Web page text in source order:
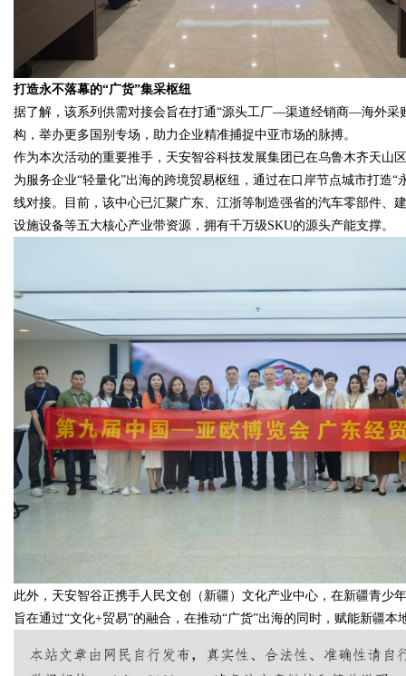
打造永不落幕的“广货”集采枢纽
据了解，该系列供需对接会旨在打通“源头工厂—渠道经销商—海外采
构，举办更多国别专场，助力企业精准捕捉中亚市场的脉搏。
作为本次活动的重要推手，天安智谷科技发展集团已在乌鲁木齐天山
为服务企业“轻量化”出海的跨境贸易枢纽，通过在口岸节点城市打造
线对接。目前，该中心已汇聚广东、江浙等制造强省的汽车零部件、
设施设备等五大核心产业带资源，拥有千万级SKU的源头产能支撑。
此外，天安智谷正携手人民文创（新疆）文化产业中心，在新疆青少
旨在通过“文化+贸易”的融合，在推动“广货”出海的同时，赋能新疆